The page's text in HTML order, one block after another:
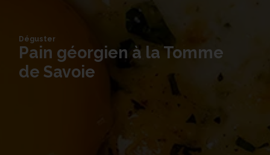
Déguster
Pain géorgien à la Tomme
de Savoie